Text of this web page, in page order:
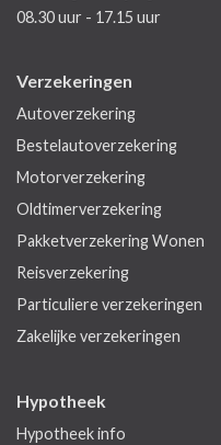
08.30 uur - 17.15 uur
Verzekeringen
Autoverzekering
Bestelautoverzekering
Motorverzekering
Oldtimerverzekering
Pakketverzekering Wonen
Reisverzekering
Particuliere verzekeringen
Zakelijke verzekeringen
Hypotheek
Hypotheek info